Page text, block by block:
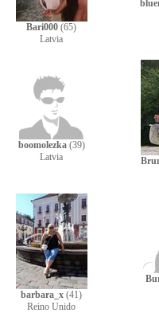
Bari000 (65)
Latvia
boomolezka (39)
Latvia
barbara_x (41)
Reino Unido